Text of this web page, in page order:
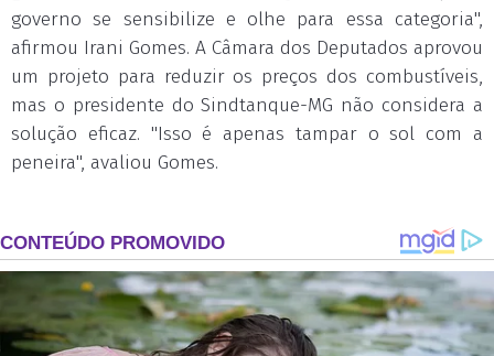
governo se sensibilize e olhe para essa categoria",
afirmou Irani Gomes. A Câmara dos Deputados aprovou
um projeto para reduzir os preços dos combustíveis,
mas o presidente do Sindtanque-MG não considera a
solução eficaz. "Isso é apenas tampar o sol com a
peneira", avaliou Gomes.